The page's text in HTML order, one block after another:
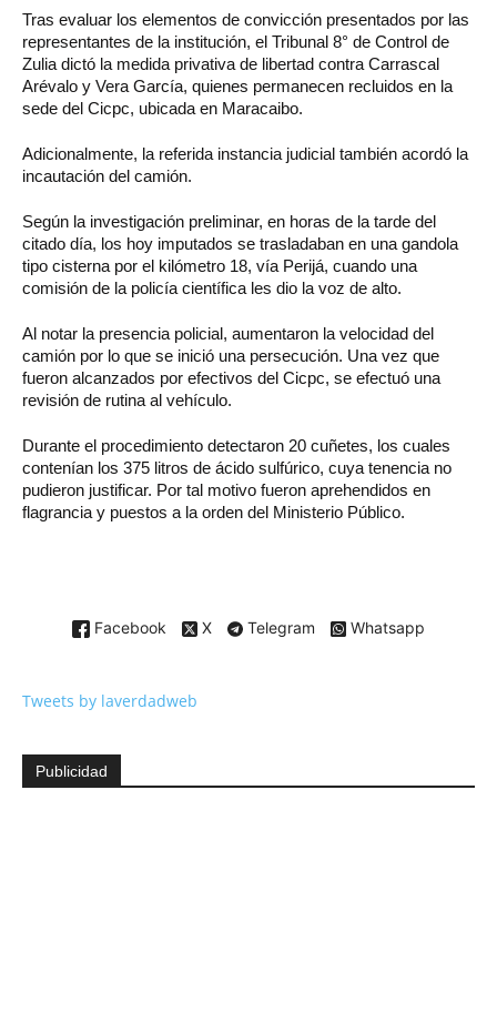
Tras evaluar los elementos de convicción presentados por las
representantes de la institución, el Tribunal 8° de Control de
Zulia dictó la medida privativa de libertad contra Carrascal
Arévalo y Vera García, quienes permanecen recluidos en la
sede del Cicpc, ubicada en Maracaibo.
Adicionalmente, la referida instancia judicial también acordó la
incautación del camión.
Según la investigación preliminar, en horas de la tarde del
citado día, los hoy imputados se trasladaban en una gandola
tipo cisterna por el kilómetro 18, vía Perijá, cuando una
comisión de la policía científica les dio la voz de alto.
Al notar la presencia policial, aumentaron la velocidad del
camión por lo que se inició una persecución. Una vez que
fueron alcanzados por efectivos del Cicpc, se efectuó una
revisión de rutina al vehículo.
Durante el procedimiento detectaron 20 cuñetes, los cuales
contenían los 375 litros de ácido sulfúrico, cuya tenencia no
pudieron justificar. Por tal motivo fueron aprehendidos en
flagrancia y puestos a la orden del Ministerio Público.
Facebook X Telegram Whatsapp
Tweets by laverdadweb
Publicidad